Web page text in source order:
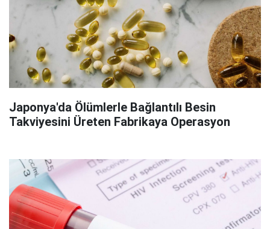
Japonya'da Ölümlerle Bağlantılı Besin
Takviyesini Üreten Fabrikaya Operasyon